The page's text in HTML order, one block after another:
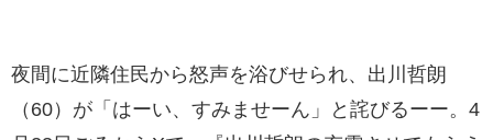
夜間に近隣住民から怒声を浴びせられ、出川哲朗
（60）が「はーい、すみませーん」と詫びるーー。4